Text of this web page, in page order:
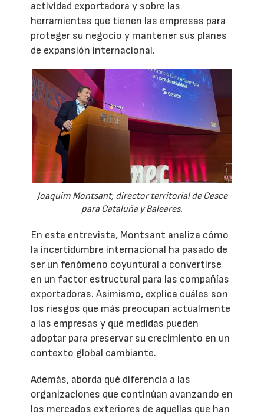
actividad exportadora y sobre las
herramientas que tienen las empresas para
proteger su negocio y mantener sus planes
de expansión internacional.
Joaquim Montsant, director territorial de Cesce
para Cataluña y Baleares.
En esta entrevista, Montsant analiza cómo
la incertidumbre internacional ha pasado de
ser un fenómeno coyuntural a convertirse
en un factor estructural para las compañías
exportadoras. Asimismo, explica cuáles son
los riesgos que más preocupan actualmente
a las empresas y qué medidas pueden
adoptar para preservar su crecimiento en un
contexto global cambiante.
Además, aborda qué diferencia a las
organizaciones que continúan avanzando en
los mercados exteriores de aquellas que han